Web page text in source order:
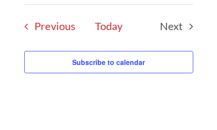
Select
PreviousEventsToday
Next
Subscribe to calendar